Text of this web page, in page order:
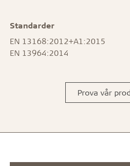
Standarder
EN 13168:2012+A1:2015
EN 13964:2014
Prova vår